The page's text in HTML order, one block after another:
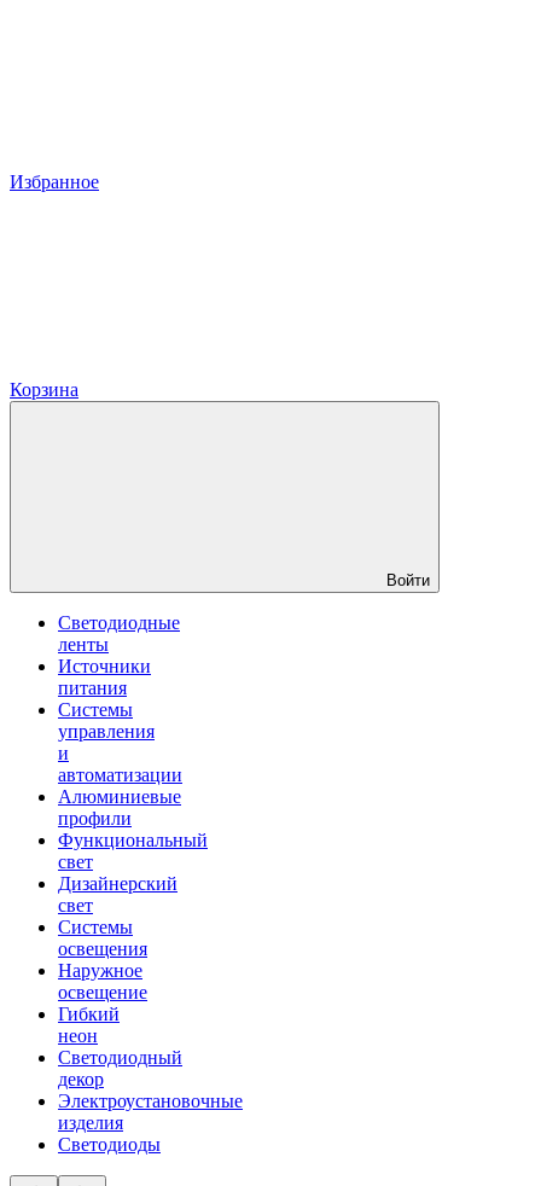
Избранное
Корзина
Войти
Светодиодные
ленты
Источники
питания
Системы
управления
и
автоматизации
Алюминиевые
профили
Функциональный
свет
Дизайнерский
свет
Системы
освещения
Наружное
освещение
Гибкий
неон
Светодиодный
декор
Электроустановочные
изделия
Светодиоды